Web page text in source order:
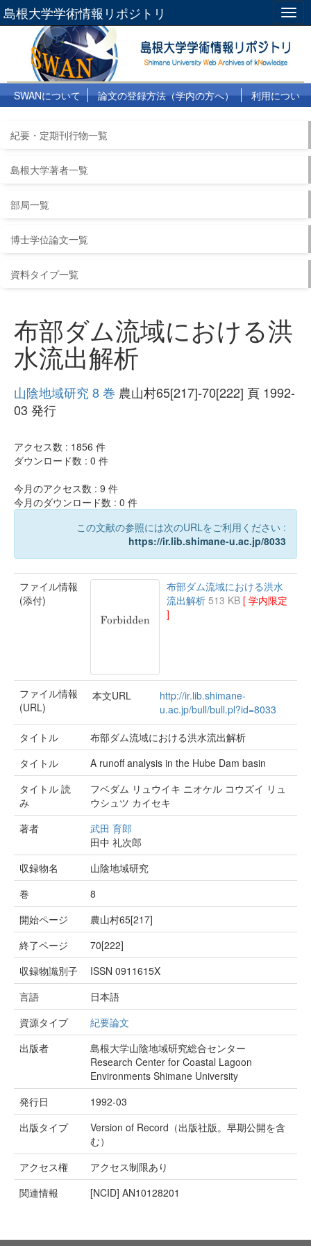
島根大学学術情報リポジトリ
SWANについて 論文の登録方法（学内の方へ）
利用につい
紀要・定期刊行物一覧
島根大学著者一覧
部局一覧
博士学位論文一覧
資料タイプ一覧
布部ダム流域における洪
水流出解析
山陰地域研究 8 巻 農山村65[217]-70[222] 頁 1992-
03 発行
アクセス数 : 1856 件
ダウンロード数 : 0 件
今月のアクセス数 : 9 件
今月のダウンロード数 : 0 件
この文献の参照には次のURLをご利用ください :
https://ir.lib.shimane-u.ac.jp/8033
ファイル情報
(添付)
布部ダム流域における洪水
流出解析 513 KB [ 学内限定
]
ファイル情報
(URL)
本文URL
http://ir.lib.shimane-
u.ac.jp/bull/bull.pl?id=8033
タイトル
布部ダム流域における洪水流出解析
タイトル
A runoff analysis in the Hube Dam basin
タイトル 読
み
フベダム リュウイキ ニオケル コウズイ リュ
ウシュツ カイセキ
著者
武田 育郎
田中 礼次郎
収録物名
山陰地域研究
巻
8
開始ページ
農山村65[217]
終了ページ
70[222]
収録物識別子
ISSN 0911615X
言語
日本語
資源タイプ
紀要論文
出版者
島根大学山陰地域研究総合センター
Research Center for Coastal Lagoon
Environments Shimane University
発行日
1992-03
出版タイプ
Version of Record（出版社版。早期公開を含
む）
アクセス権
アクセス制限あり
関連情報
[NCID] AN10128201